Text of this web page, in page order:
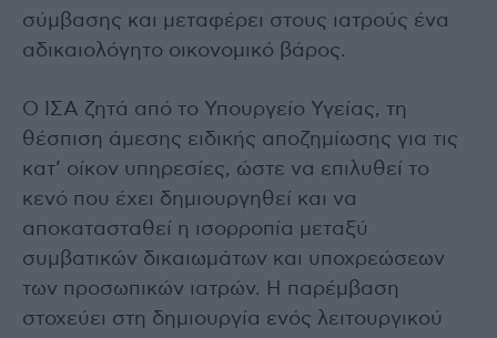
σύμβασης και μεταφέρει στους ιατρούς ένα
αδικαιολόγητο οικονομικό βάρος.
Ο ΙΣΑ ζητά από το Υπουργείο Υγείας, τη
θέσπιση άμεσης ειδικής αποζημίωσης για τις
κατ’ οίκον υπηρεσίες, ώστε να επιλυθεί το
κενό που έχει δημιουργηθεί και να
αποκατασταθεί η ισορροπία μεταξύ
συμβατικών δικαιωμάτων και υποχρεώσεων
των προσωπικών ιατρών. Η παρέμβαση
στοχεύει στη δημιουργία ενός λειτουργικού